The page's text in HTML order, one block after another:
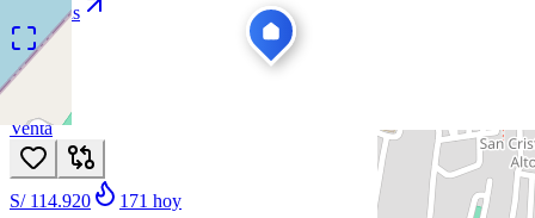
Ver todas
Venta
S/ 114.920 171 hoy